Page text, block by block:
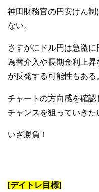
神田財務官の円安けん
ない。
さすがにドル円は急激に
為替介入や長期金利上
が反発する可能性もある
チャートの方向感を確認
チャンスを狙っていきた
いざ勝負！
[デイトレ目標]